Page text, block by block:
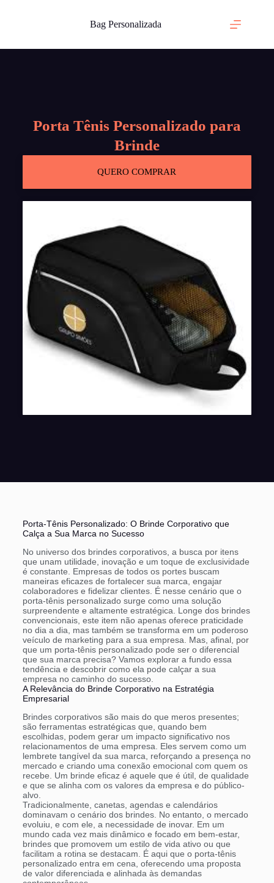
Bag Personalizada
Porta Tênis Personalizado para
Brinde
QUERO COMPRAR
Porta-Tênis Personalizado: O Brinde Corporativo que
Calça a Sua Marca no Sucesso
No universo dos brindes corporativos, a busca por itens
que unam utilidade, inovação e um toque de exclusividade
é constante. Empresas de todos os portes buscam
maneiras eficazes de fortalecer sua marca, engajar
colaboradores e fidelizar clientes. É nesse cenário que o
porta-tênis personalizado surge como uma solução
surpreendente e altamente estratégica. Longe dos brindes
convencionais, este item não apenas oferece praticidade
no dia a dia, mas também se transforma em um poderoso
veículo de marketing para a sua empresa. Mas, afinal, por
que um porta-tênis personalizado pode ser o diferencial
que sua marca precisa? Vamos explorar a fundo essa
tendência e descobrir como ela pode calçar a sua
empresa no caminho do sucesso.
A Relevância do Brinde Corporativo na Estratégia
Empresarial
Brindes corporativos são mais do que meros presentes;
são ferramentas estratégicas que, quando bem
escolhidas, podem gerar um impacto significativo nos
relacionamentos de uma empresa. Eles servem como um
lembrete tangível da sua marca, reforçando a presença no
mercado e criando uma conexão emocional com quem os
recebe. Um brinde eficaz é aquele que é útil, de qualidade
e que se alinha com os valores da empresa e do público-
alvo.
Tradicionalmente, canetas, agendas e calendários
dominavam o cenário dos brindes. No entanto, o mercado
evoluiu, e com ele, a necessidade de inovar. Em um
mundo cada vez mais dinâmico e focado em bem-estar,
brindes que promovem um estilo de vida ativo ou que
facilitam a rotina se destacam. É aqui que o porta-tênis
personalizado entra em cena, oferecendo uma proposta
de valor diferenciada e alinhada às demandas